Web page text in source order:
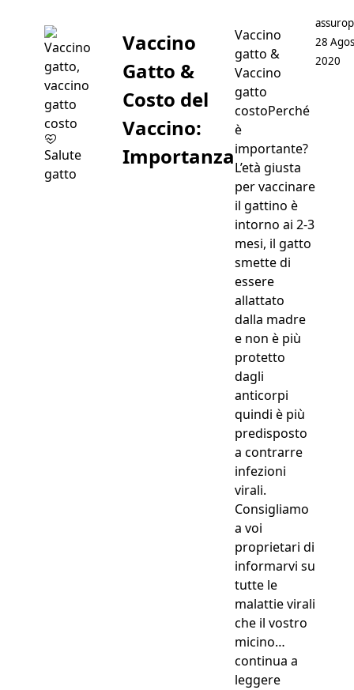
Salute
gatto
Vaccino
Gatto &
Costo del
Vaccino:
Importanza
Vaccino
gatto &
Vaccino
gatto
costoPerché
è
importante?
L’età giusta
per vaccinare
il gattino è
intorno ai 2-3
mesi, il gatto
smette di
essere
allattato
dalla madre
e non è più
protetto
dagli
anticorpi
quindi è più
predisposto
a contrarre
infezioni
virali.
Consigliamo
a voi
proprietari di
informarvi su
tutte le
malattie virali
che il vostro
micino…
continua a
leggere“Vaccino
Postato
28
2020